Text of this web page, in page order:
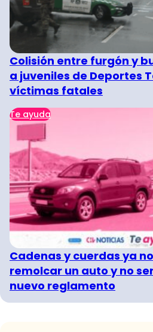
Colisión entre furgón y
a juveniles de Deportes
víctimas fatales
Te ayuda
Cadenas y cuerdas ya
remolcar un auto y no
nuevo reglamento